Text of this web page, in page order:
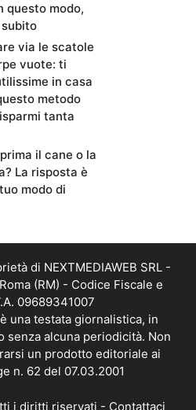
questo modo,
via le scatole
vuote: ti
in casa
metodo
tanta
il cane o la
La risposta è
modo di
di NEXTMEDIAWEB SRL -
(RM) - Codice Fiscale e
09689341007
una testata giornalistica, in
senza alcuna periodicità. Non
un prodotto editoriale ai
n. 62 del 07.03.2001
i diritti riservati - Contattaci